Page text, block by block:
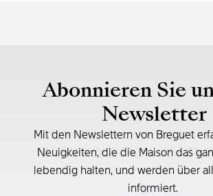
Abonnieren Sie
Newsletter
Mit den Newslettern von Breguet
Neuigkeiten, die die Maison das
lebendig halten, und werden über
informiert.